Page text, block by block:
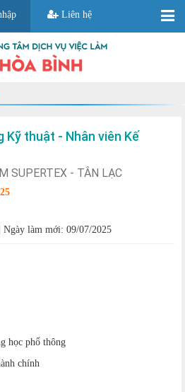
Liên hệ
Kỹ thuật - Nhân viên Kế
SUPERTEX - TÂN LẠC
Ngày làm mới: 09/07/2025
học phổ thông
chính